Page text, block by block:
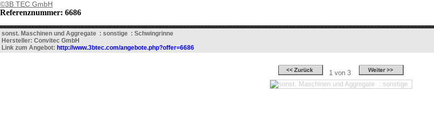
©3B TEC GmbH
Referenznummer: 6686
sonst. Maschinen und Aggregate : sonstige : Schwingrinne
Hersteller: Convitec GmbH
Link zum Angebot: http://www.3btec.com/angebote.php?offer=6686
1 von 3